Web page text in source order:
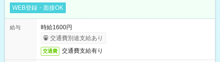
WEB登録・面接OK
給与
時給1600円
交通費別途支給あり
交通費 交通費支給有り